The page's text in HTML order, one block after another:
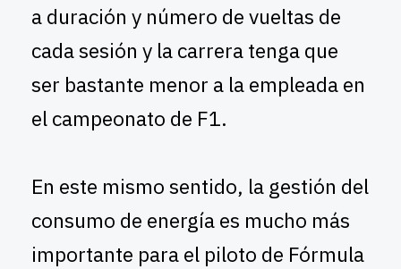
a duración y número de vueltas de
cada sesión y la carrera tenga que
ser bastante menor a la empleada en
el campeonato de F1.
En este mismo sentido, la gestión del
consumo de energía es mucho más
importante para el piloto de Fórmula